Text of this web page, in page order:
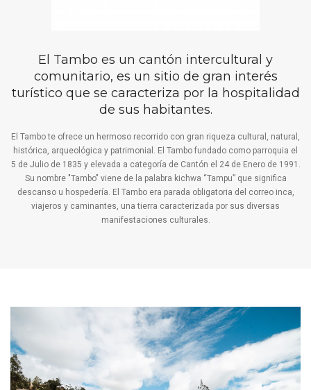
El Tambo es un cantón intercultural y
comunitario, es un sitio de gran interés
turístico que se caracteriza por la hospitalidad
de sus habitantes.
El Tambo te ofrece un hermoso recorrido con gran riqueza cultural, natural,
histórica, arqueológica y patrimonial. El Tambo fundado como parroquia el
5 de Julio de 1835 y elevada a categoría de Cantón el 24 de Enero de 1991.
Su nombre "Tambo" viene de la palabra kichwa “Tampu” que significa
descanso u hospedería. El Tambo era parada obligatoria del correo inca,
viajeros y caminantes, una tierra caracterizada por sus diversas
manifestaciones culturales.